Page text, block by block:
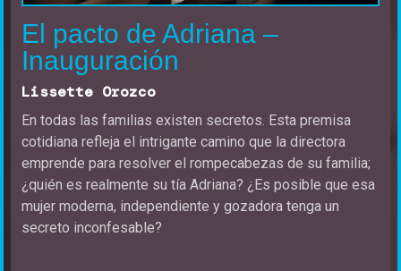
El pacto de Adriana –
Inauguración
Lissette Orozco
En todas las familias existen secretos. Esta premisa
cotidiana refleja el intrigante camino que la directora
emprende para resolver el rompecabezas de su familia;
¿quién es realmente su tía Adriana? ¿Es posible que esa
mujer moderna, independiente y gozadora tenga un
secreto inconfesable?